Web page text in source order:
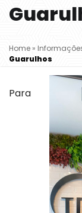
Home »
Guarulhos
Para